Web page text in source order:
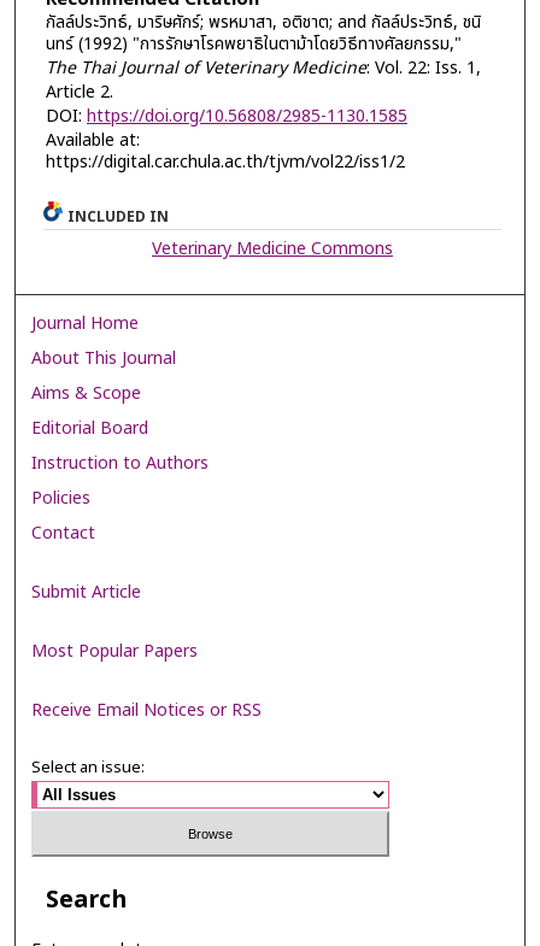
กัลล์ประวิทธ์, มาริษศักร์; พรหมาสา, อติชาต; and กัลล์ประวิทธ์, ชนิ
นทร์ (1992) "การรักษาโรคพยาธิในตาม้าโดยวิธีทางศัลยกรรม,"
The Thai Journal of Veterinary Medicine: Vol. 22: Iss. 1,
Article 2.
DOI: https://doi.org/10.56808/2985-1130.1585
Available at:
https://digital.car.chula.ac.th/tjvm/vol22/iss1/2
INCLUDED IN
Veterinary Medicine Commons
Journal Home
About This Journal
Aims & Scope
Editorial Board
Instruction to Authors
Policies
Contact
Submit Article
Most Popular Papers
Receive Email Notices or RSS
Select an issue:
Search